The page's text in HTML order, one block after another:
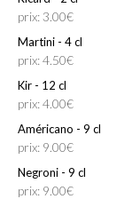
prix: 3.00€
Martini - 4 cl
prix: 4.50€
Kir - 12 cl
prix: 4.00€
Américano - 9 cl
prix: 9.00€
Negroni - 9 cl
prix: 9.00€